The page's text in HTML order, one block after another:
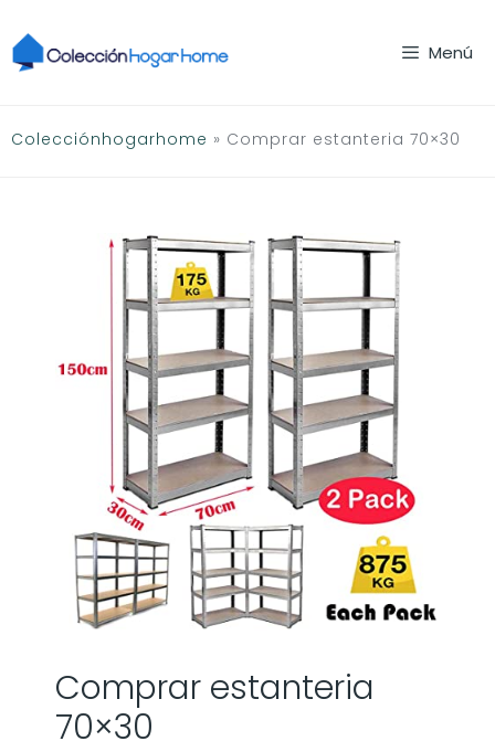
al
contenido
Menú
Colecciónhogarhome » Comprar estanteria 70×30
Comprar estanteria
70×30